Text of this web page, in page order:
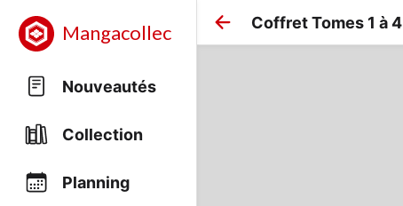
Mangacollec
Nouveautés
Collection
Planning
Coffret Tomes 1 à 4